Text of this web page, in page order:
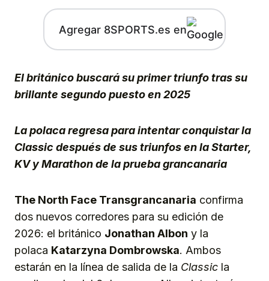
Agregar 8SPORTS.es en
El británico buscará su primer triunfo tras su
brillante segundo puesto en 2025
La polaca regresa para intentar conquistar la
Classic después de sus triunfos en la Starter,
KV y Marathon de la prueba grancanaria
The North Face Transgrancanaria confirma
dos nuevos corredores para su edición de
2026: el británico Jonathan Albon y la
polaca Katarzyna Dombrowska. Ambos
estarán en la línea de salida de la Classic la